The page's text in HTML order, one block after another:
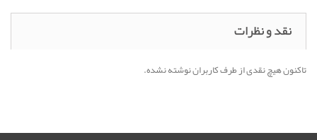
نقد و نظرات
تاکنون هیچ نقدی از طرف کاربران نوشته نشده.